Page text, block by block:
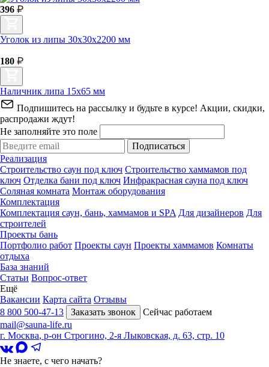
396
Уголок из липы 30х30х2200 мм
180
Наличник липа 15х65 мм
Подпишитесь на рассылку и будьте в курсе! Акции, скидки,
распродажи ждут!
Не заполняйте это поле
Подписаться
Реализация
Строительство саун под ключ Строительство хаммамов под
ключ Отделка бани под ключ Инфракрасная сауна под ключ
Соляная комната Монтаж оборудования
Комплектация
Комплектация саун, бань, хаммамов и SPA Для дизайнеров Для
строителей
Проекты бань
Портфолио работ Проекты саун Проекты хаммамов Комнаты
отдыха
База знаний
Статьи Вопрос-ответ
Ещё
Вакансии Карта сайта Отзывы
8 800 500-47-13
Заказать звонок
Сейчас работаем
mail@sauna-life.ru
г. Москва, р-он Строгино, 2-я Лыковская, д. 63, стр. 10
Не знаете, с чего начать?